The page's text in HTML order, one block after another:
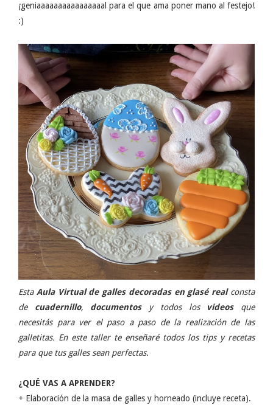
¡geniaaaaaaaaaaaaaaaal para el que ama poner mano al festejo!
:)
Esta Aula Virtual de galles decoradas en glasé realconsta
de cuadernillo, documentosy todos los videosque
necesitás para ver el paso a paso de la realización de las
galletitas. En este taller te enseñaré todos los tips y recetas
para que tus galles sean perfectas.
¿QUÉ VAS A APRENDER?
+ Elaboración de la masa de galles y horneado (incluye receta).